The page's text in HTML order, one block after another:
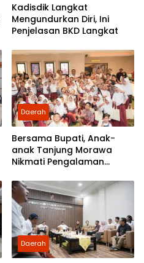
Kadisdik Langkat
Mengundurkan Diri, Ini
Penjelasan BKD Langkat
Daerah
Bersama Bupati, Anak-
anak Tanjung Morawa
Nikmati Pengalaman
Daerah